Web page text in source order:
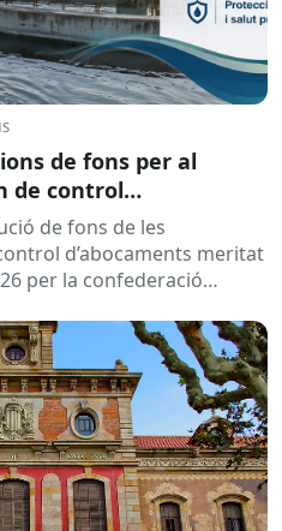
de fons per al
de control
2025 i liquidat l’any
de fons de les
d’abocaments meritat
per la confederació